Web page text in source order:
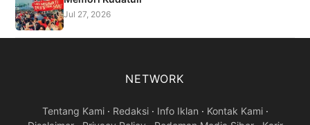
Jul 27, 2026
NETWORK
Tentang Kami· Redaksi· Info Iklan · Kontak Kami·